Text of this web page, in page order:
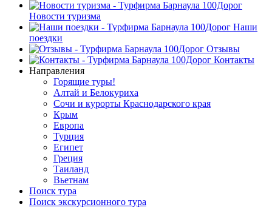
Новости туризма
Наши
поездки
Отзывы
Контакты
Направления
Горящие туры!
Алтай и Белокуриха
Сочи и курорты Краснодарского края
Крым
Европа
Турция
Египет
Греция
Таиланд
Вьетнам
Поиск тура
Поиск экскурсионного тура